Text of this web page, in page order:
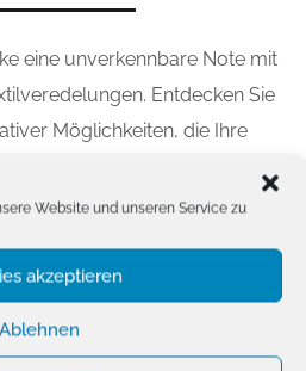
Website und unseren Service zu
akzeptieren
Ablehnen
eine unverkennbare Note mit
Entdecken Sie
Möglichkeiten, die Ihre
Drucktechniken bis hin zu
bieten maßgeschneiderte
die Wert auf Corporate
die ihre Persönlichkeit